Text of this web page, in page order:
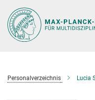
Hauptinhalt
Personalverzeichnis Lucia